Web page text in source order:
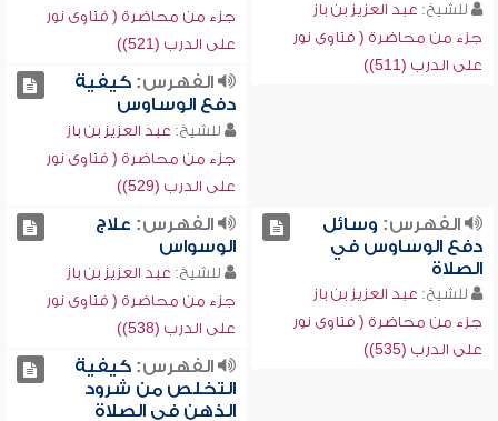
للشيخ: عبد العزيز بن باز
جزء من محاضرة ( فتاوى نور
على الدرب (511))
جزء من محاضرة ( فتاوى نور
على الدرب (521))
الفهرس:كيفية
دفع الوساوس
للشيخ: عبد العزيز بن باز
جزء من محاضرة ( فتاوى نور
على الدرب (529))
الفهرس: وسائل
دفع الوساوس في
الصلاة
للشيخ: عبد العزيز بن باز
جزء من محاضرة ( فتاوى نور
على الدرب (535))
الفهرس: علاج
الوسواس
للشيخ: عبد العزيز بن باز
جزء من محاضرة ( فتاوى نور
على الدرب (538))
الفهرس:كيفية
التخلص من شرود
الذهن في الصلاة